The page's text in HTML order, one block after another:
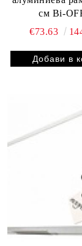
см Bi-
€73.63